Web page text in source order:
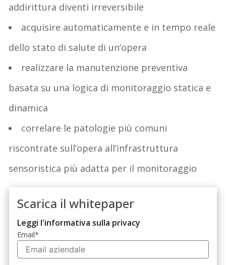
addirittura diventi irreversibile
acquisire automaticamente e in tempo reale
dello stato di salute di un’opera
realizzare la manutenzione preventiva
basata su una logica di monitoraggio statica e
dinamica
correlare le patologie più comuni
riscontrate sull’opera all’infrastruttura
sensoristica più adatta per il monitoraggio
Scarica il whitepaper
Leggi l'informativa sulla privacy
Email*